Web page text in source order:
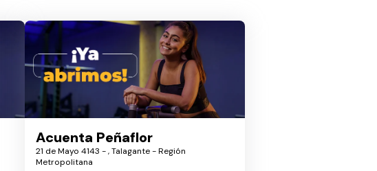
Acuenta Peñaflor
21 de Mayo 4143 - , Talagante - Región
Metropolitana